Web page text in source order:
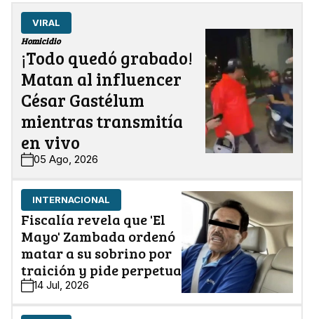
VIRAL
Homicidio
¡Todo quedó grabado!
Matan al influencer
César Gastélum
mientras transmitía
en vivo
05 Ago, 2026
INTERNACIONAL
Fiscalía revela que 'El
Mayo' Zambada ordenó
matar a su sobrino por
traición y pide perpetua
14 Jul, 2026